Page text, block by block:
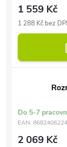
1 559 Kč
1 288 Kč bez
Do 5-7
EAN:
2 069 Kč